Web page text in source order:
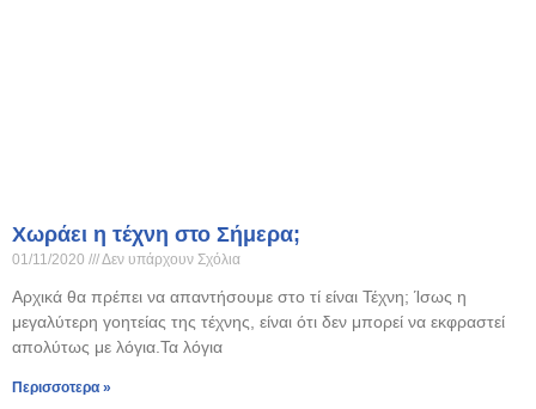
Χωράει η τέχνη στο Σήμερα;
01/11/2020 Δεν υπάρχουν Σχόλια
Αρχικά θα πρέπει να απαντήσουμε στο τί είναι Τέχνη; Ίσως η
μεγαλύτερη γοητείας της τέχνης, είναι ότι δεν μπορεί να εκφραστεί
απολύτως με λόγια.Τα λόγια
Περισσοτερα »